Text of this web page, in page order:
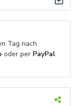
Tag nach
oder per PayPal